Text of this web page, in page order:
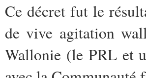
Ce décret fut le
de vive agitation
Wallonie (le PRL et